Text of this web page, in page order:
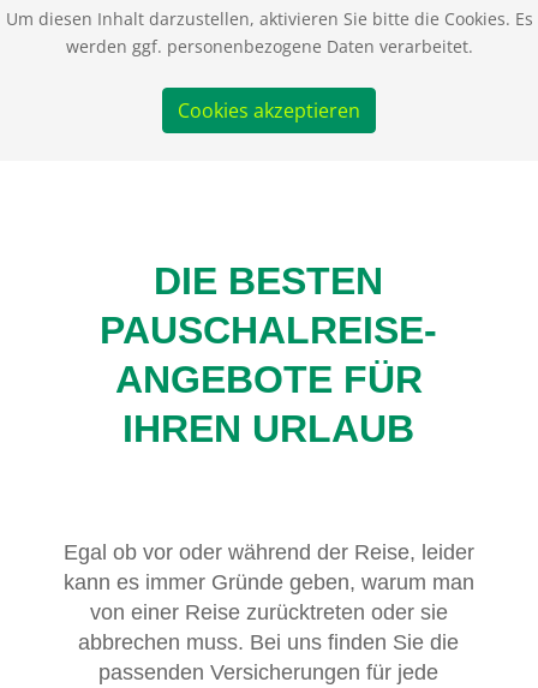
Um diesen Inhalt darzustellen, aktivieren Sie bitte die Cookies. Es
werden ggf. personenbezogene Daten verarbeitet.
Cookies akzeptieren
DIE BESTEN
PAUSCHALREISE-
ANGEBOTE FÜR
IHREN URLAUB
Egal ob vor oder während der Reise, leider
kann es immer Gründe geben, warum man
von einer Reise zurücktreten oder sie
abbrechen muss. Bei uns finden Sie die
passenden Versicherungen für jede